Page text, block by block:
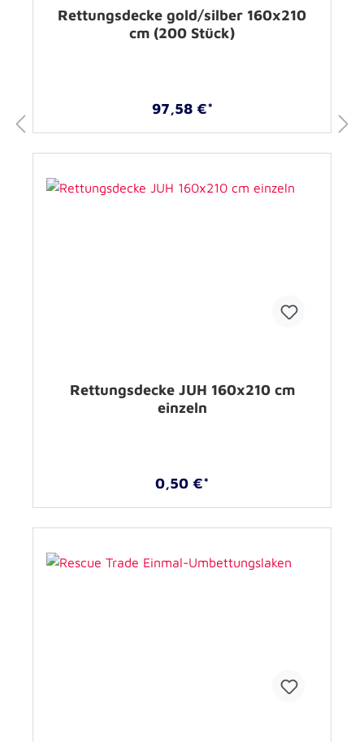
Rettungsdecke gold/silber 160x210
cm (200 Stück)
97,58 €*
Rettungsdecke JUH 160x210 cm
einzeln
0,50 €*